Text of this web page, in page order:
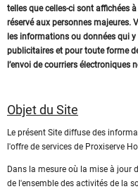
telles que celles-ci sont affichées
réservé aux personnes majeures.
les informations ou données qui
publicitaires et pour toute forme
l’envoi de courriers électroniques
Objet du Site
Le présent Site diffuse des
l'offre de services de Proxiserve
Dans la mesure où la mise à jour
de l'ensemble des activités de la